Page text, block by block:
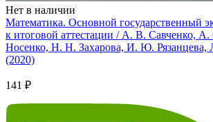
Нет в наличии
Математика. Основной государственный
к итоговой аттестации / А. В. Савченко,
Носенко, Н. Н. Захарова, И. Ю. Рязанцева,
(2020)
141 ₽